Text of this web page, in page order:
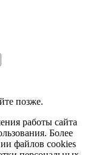
позже.
работы сайта
Более
файлов cookies